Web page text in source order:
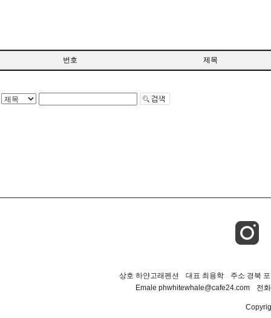
번호 제목
상호 하얀고래펜션 대표 최용학
주소 경북
Emale phwhitewhale@cafe24.com
전